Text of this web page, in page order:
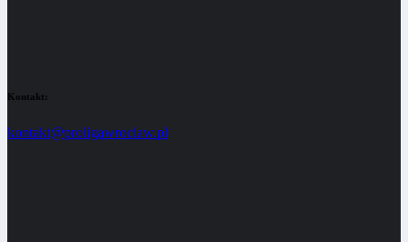
Kontakt:
kontakt@proligawroclaw.pl